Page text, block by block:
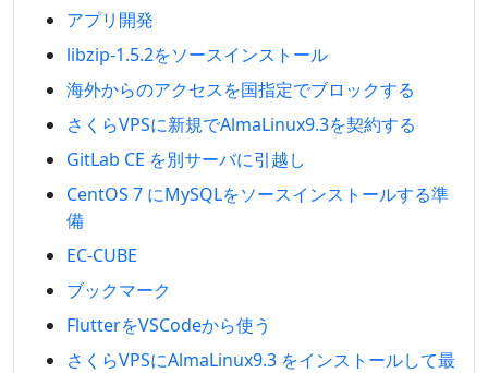
アプリ開発
libzip-1.5.2をソースインストール
海外からのアクセスを国指定でブロックする
さくらVPSに新規でAlmaLinux9.3を契約する
GitLab CE を別サーバに引越し
CentOS 7 にMySQLをソースインストールする準
備
EC-CUBE
ブックマーク
FlutterをVSCodeから使う
さくらVPSにAlmaLinux9.3 をインストールして最